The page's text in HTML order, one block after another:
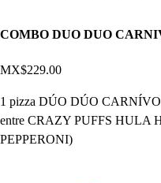
COMBO DUO DUO
MX$229.00
1 pizza DÚO DÚO
entre CRAZY PUFFS HULA
PEPPERONI)